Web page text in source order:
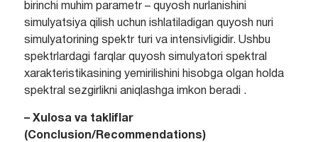
birinchi muhim parametr – quyosh nurlanishini
simulyatsiya qilish uchun ishlatiladigan quyosh nuri
simulyatorining spektr turi va intensivligidir. Ushbu
spektrlardagi farqlar quyosh simulyatori spektral
xarakteristikasining yemirilishini hisobga olgan holda
spektral sezgirlikni aniqlashga imkon beradi .
– Xulosa va takliflar
(Conclusion/Recommendations)